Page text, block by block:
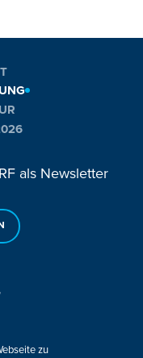
als Newsletter
zu